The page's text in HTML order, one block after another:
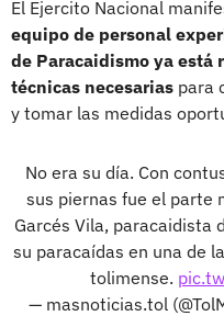
El Ejercito Nacional
equipo de personal
de Paracaidismo ya está
técnicas necesarias para
y tomar las medidas
No era su día. Con
sus piernas fue el parte
Garcés Vila, paracaidista
su paracaídas en una de
tolimense.
— masnoticias.tol